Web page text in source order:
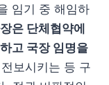
임기 중 해임하
은 단체협약에
고 국장 임명을
보시키는 등 구